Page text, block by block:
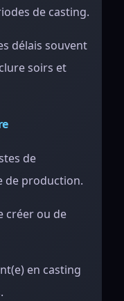
de casting.
délais souvent
soirs et
de
de production.
créer ou de
en casting